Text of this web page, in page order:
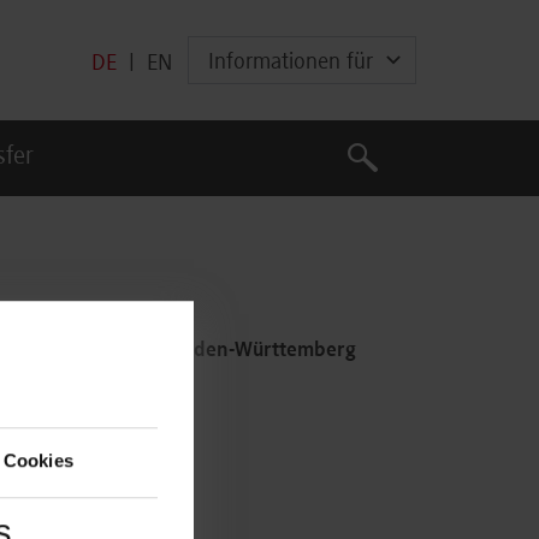
Cookies
DE EN Informationen für
Suche
Suche
Baden-Württemberg